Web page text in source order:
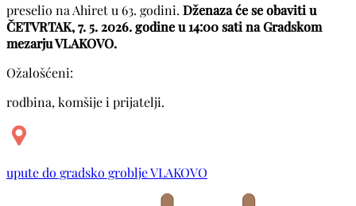
preselio na Ahiret u 63. godini. Dženaza će se obaviti u
ČETVRTAK, 7. 5. 2026. godine u 14:00 sati na Gradskom
mezarju VLAKOVO.
Ožalošćeni:
rodbina, komšije i prijatelji.
upute do gradsko groblje VLAKOVO